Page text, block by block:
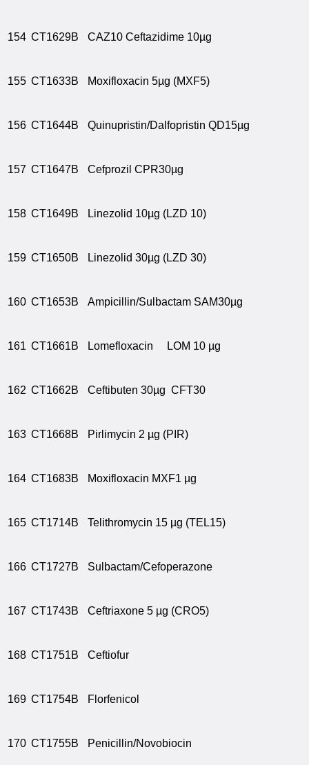
154 CT1629B CAZ10 Ceftazidime 10µg
155 CT1633B Moxifloxacin 5µg (MXF5)
156 CT1644B Quinupristin/Dalfopristin QD15µg
157 CT1647B Cefprozil CPR30µg
158 CT1649B Linezolid 10µg (LZD 10)
159 CT1650B Linezolid 30µg (LZD 30)
160 CT1653B Ampicillin/Sulbactam SAM30µg
161 CT1661B Lomefloxacin LOM 10 µg
162 CT1662B Ceftibuten 30µg CFT30
163 CT1668B Pirlimycin 2 µg (PIR)
164 CT1683B Moxifloxacin MXF1 µg
165 CT1714B Telithromycin 15 µg (TEL15)
166 CT1727B Sulbactam/Cefoperazone
167 CT1743B Ceftriaxone 5 µg (CRO5)
168 CT1751B Ceftiofur
169 CT1754B Florfenicol
170 CT1755B Penicillin/Novobiocin